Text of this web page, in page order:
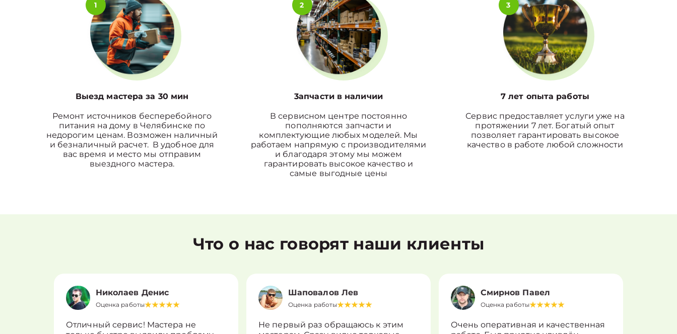
1
Выезд мастера за 30 мин
Ремонт источников бесперебойного
питания на дому в Челябинске по
недорогим ценам. Возможен наличный
и безналичный расчет. В удобное для
вас время и место мы отправим
выездного мастера.
2
3апчасти в наличии
В сервисном центре постоянно
пополняются запчасти и
комплектующие любых моделей. Мы
работаем напрямую с производителями
и благодаря этому мы можем
гарантировать высокое качество и
самые выгодные цены
3
7 лет опыта работы
Сервис предоставляет услуги уже на
протяжении 7 лет. Богатый опыт
позволяет гарантировать высокое
качество в работе любой сложности
Что о нас говорят наши клиенты
Николаев Денис
Оценка работы
Отличный сервис! Мастера не
Шаповалов Лев
Оценка работы
Не первый раз обращаюсь к этим
Смирнов Павел
Оценка работы
Очень оперативная и качественная